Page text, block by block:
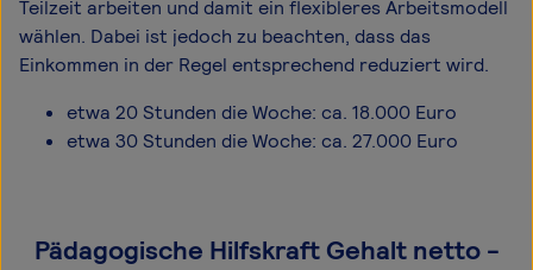
Teilzeit arbeiten und damit ein flexibleres Arbeitsmodell
wählen. Dabei ist jedoch zu beachten, dass das
Einkommen in der Regel entsprechend reduziert wird.
etwa 20 Stunden die Woche: ca. 18.000 Euro
etwa 30 Stunden die Woche: ca. 27.000 Euro
Pädagogische Hilfskraft Gehalt netto -